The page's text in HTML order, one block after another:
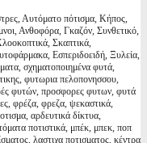
Αυτόματο πότισμα, Κήπος,
Ανθοφόρα, Γκαζόν, Συνθετικό,
Σκαπτικά,
Εσπεριδοειδή, Ξυλεία,
σχηματοποιημένα φυτά,
φυτωρια πελοπονησσου,
φυτών, προσφορες φυτων, φυτά
φρέζα, φρεζα, ψεκαστικά,
αρδευτικά δίκτυα,
ποτιστικά, μπέκ, μπεκ, ποπ
λαστιχα ποτισματος, κέντρα